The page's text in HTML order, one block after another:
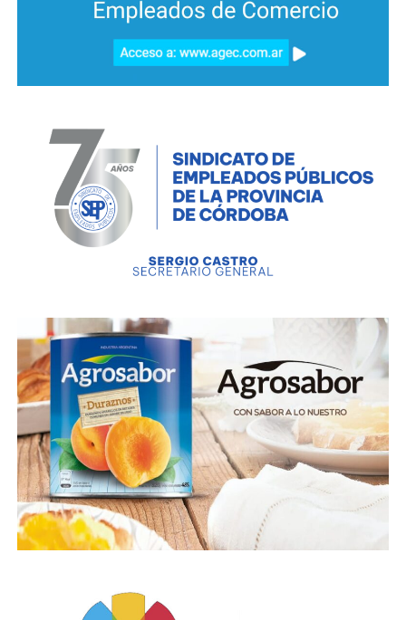
TESTEOS
El Ministerio de Salud de Córdoba informó que
desde el inicio de la pandemia hasta la fecha, en la
provincia se realizaron testeos con PCR (hisopados) a
144.414 personas. Esto resulta en una tasa de 38.403
personas estudiadas con PCR por cada 1 millón de
habitantes. Hoy se efectuaron 2.904 estudios, de los
cuales 1.158 son PCR y 1.746 test serológicos.
Con el objetivo de desarrollar estrategias de
continúan los Operativos del Programa Identificar.